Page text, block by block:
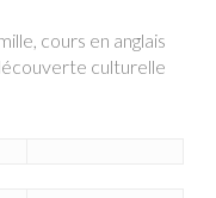
cours en anglais
culturelle